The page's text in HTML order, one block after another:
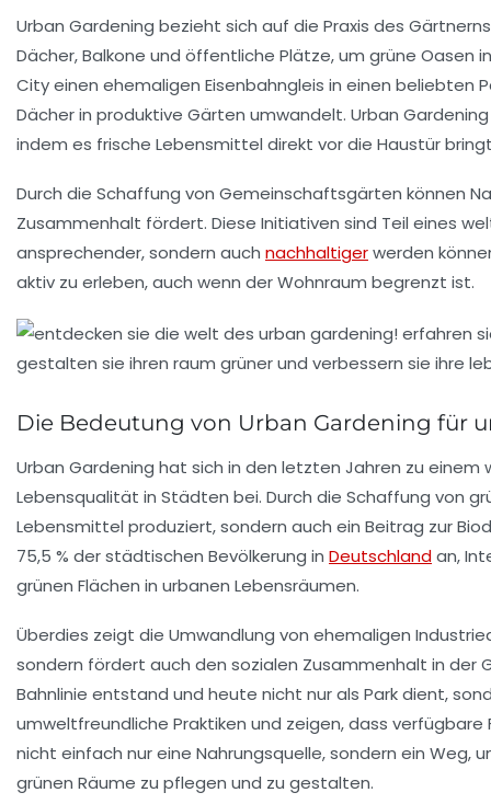
Urban Gardening bezieht sich auf die Praxis des
Dächer, Balkone und öffentliche Plätze, um grüne Oasen
City einen ehemaligen Eisenbahngleis in einen beliebten
Dächer in produktive Gärten umwandelt. Urban
indem es frische Lebensmittel direkt vor die Haustür
Durch die Schaffung von Gemeinschaftsgärten können
Zusammenhalt fördert. Diese Initiativen sind Teil eines
ansprechender, sondern auch nachhaltigerwerden
aktiv zu erleben, auch wenn der Wohnraum begrenzt ist.
Die Bedeutung von Urban Gardening für
Urban Gardening hat sich in den letzten Jahren zu
Lebensqualität in Städten bei. Durch die Schaffung von
Lebensmittel produziert, sondern auch ein Beitrag zur
75,5 % der städtischen Bevölkerung in Deutschlandan,
grünen Flächen in urbanen Lebensräumen.
Überdies zeigt die Umwandlung von ehemaligen
sondern fördert auch den sozialen Zusammenhalt in der
Bahnlinie entstand und heute nicht nur als Park dient,
umweltfreundliche Praktiken und zeigen, dass
nicht einfach nur eine Nahrungsquelle, sondern ein
grünen Räume zu pflegen und zu gestalten.